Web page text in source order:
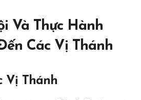
Và Thực Hành
Các Vị Thánh
Vị Thánh